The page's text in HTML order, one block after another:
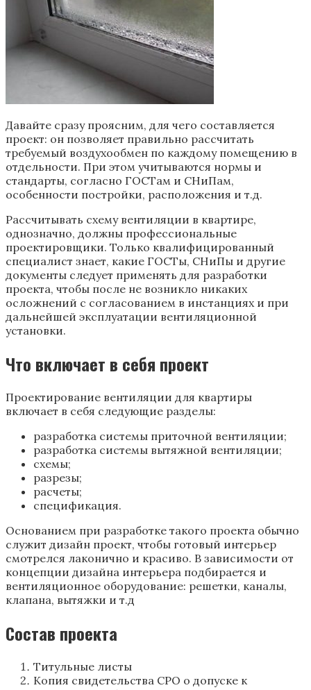
Давайте сразу проясним, для чего составляется
проект: он позволяет правильно рассчитать
требуемый воздухообмен по каждому помещению в
отдельности. При этом учитываются нормы и
стандарты, согласно ГОСТам и СНиПам,
особенности постройки, расположения и т.д.
Рассчитывать схему вентиляции в квартире,
однозначно, должны профессиональные
проектировщики. Только квалифицированный
специалист знает, какие ГОСТы, СНиПы и другие
документы следует применять для разработки
проекта, чтобы после не возникло никаких
осложнений с согласованием в инстанциях и при
дальнейшей эксплуатации вентиляционной
установки.
Что включает в себя проект
Проектирование вентиляции для квартиры
включает в себя следующие разделы:
разработка системы приточной вентиляции;
разработка системы вытяжной вентиляции;
схемы;
разрезы;
расчеты;
спецификация.
Основанием при разработке такого проекта обычно
служит дизайн проект, чтобы готовый интерьер
смотрелся лаконично и красиво. В зависимости от
концепции дизайна интерьера подбирается и
вентиляционное оборудование: решетки, каналы,
клапана, вытяжки и т.д
Состав проекта
Титульные листы
Копия свидетельства СРО о допуске к